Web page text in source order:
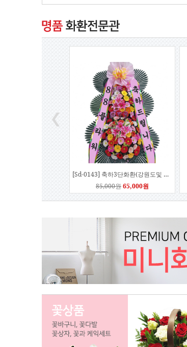
[Sd-0143] 축하3단화환(강원도및 일부지역배송료추가)
85,000원65,000원
[Sd-0119] 축하3단화환(양쪽리본)
104,000원